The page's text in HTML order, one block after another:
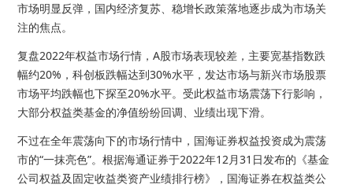
市场明显反弹，国内经济复苏、稳增长政策落地逐步成为市场关
注的焦点。
复盘2022年权益市场行情，A股市场表现较差，主要宽基指数跌
幅约20%，科创板跌幅达到30%水平，发达市场与新兴市场股票
市场平均跌幅也下探至20%水平。受此权益市场震荡下行影响，
大部分权益类基金的净值纷纷回调、业绩出现下滑。
不过在全年震荡向下的市场行情中，国海证券权益投资成为震荡
市的“一抹亮色”。根据海通证券于2022年12月31日发布的《基金
公司权益及固定收益类资产业绩排行榜》，国海证券在权益类公